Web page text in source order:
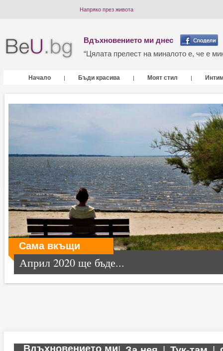
Напряко през живота
Вдъхновението ми днес
“Цялата прелест на миналото е, че е
Начало | Бъди красива | Моят стил |
Сама вкъщи
Април 2020 ще бъде...
Вдъхновението ми